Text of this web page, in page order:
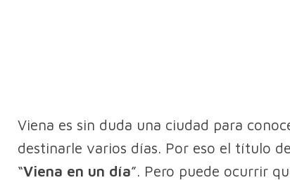
Viena es sin duda una ciudad para
destinarle varios días. Por eso el título
“Viena en un día”. Pero puede ocurrir